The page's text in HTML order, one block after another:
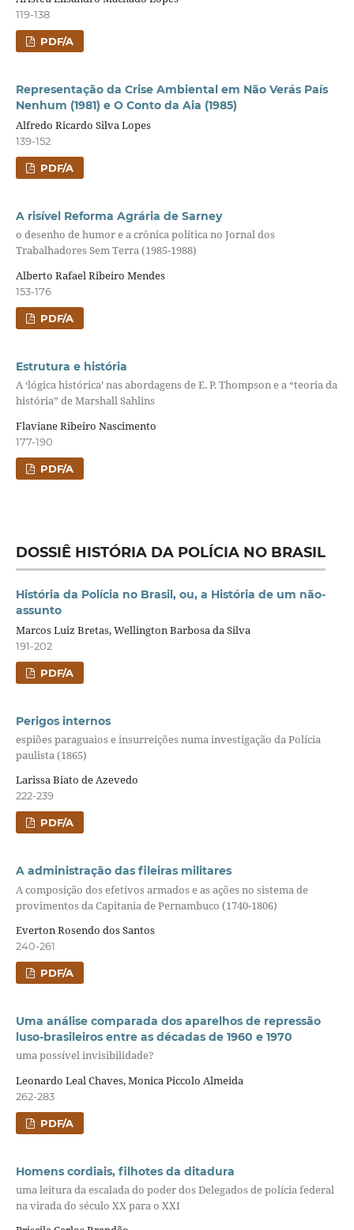
119-138
PDF/A
Representação da Crise Ambiental em Não Verás País
Nenhum (1981) e O Conto da Aia (1985)
Alfredo Ricardo Silva Lopes
139-152
PDF/A
A risível Reforma Agrária de Sarney
o desenho de humor e a crônica política no Jornal dos
Trabalhadores Sem Terra (1985-1988)
Alberto Rafael Ribeiro Mendes
153-176
PDF/A
Estrutura e história
A ‘lógica histórica’ nas abordagens de E. P. Thompson e a “teoria da
história” de Marshall Sahlins
Flaviane Ribeiro Nascimento
177-190
PDF/A
DOSSIÊ HISTÓRIA DA POLÍCIA NO BRASIL
História da Polícia no Brasil, ou, a História de um não-
assunto
Marcos Luiz Bretas, Wellington Barbosa da Silva
191-202
PDF/A
Perigos internos
espiões paraguaios e insurreições numa investigação da Polícia
paulista (1865)
Larissa Biato de Azevedo
222-239
PDF/A
A administração das fileiras militares
A composição dos efetivos armados e as ações no sistema de
provimentos da Capitania de Pernambuco (1740-1806)
Everton Rosendo dos Santos
240-261
PDF/A
Uma análise comparada dos aparelhos de repressão
luso-brasileiros entre as décadas de 1960 e 1970
uma possível invisibilidade?
Leonardo Leal Chaves, Monica Piccolo Almeida
262-283
PDF/A
Homens cordiais, filhotes da ditadura
uma leitura da escalada do poder dos Delegados de polícia federal
na virada do século XX para o XXI